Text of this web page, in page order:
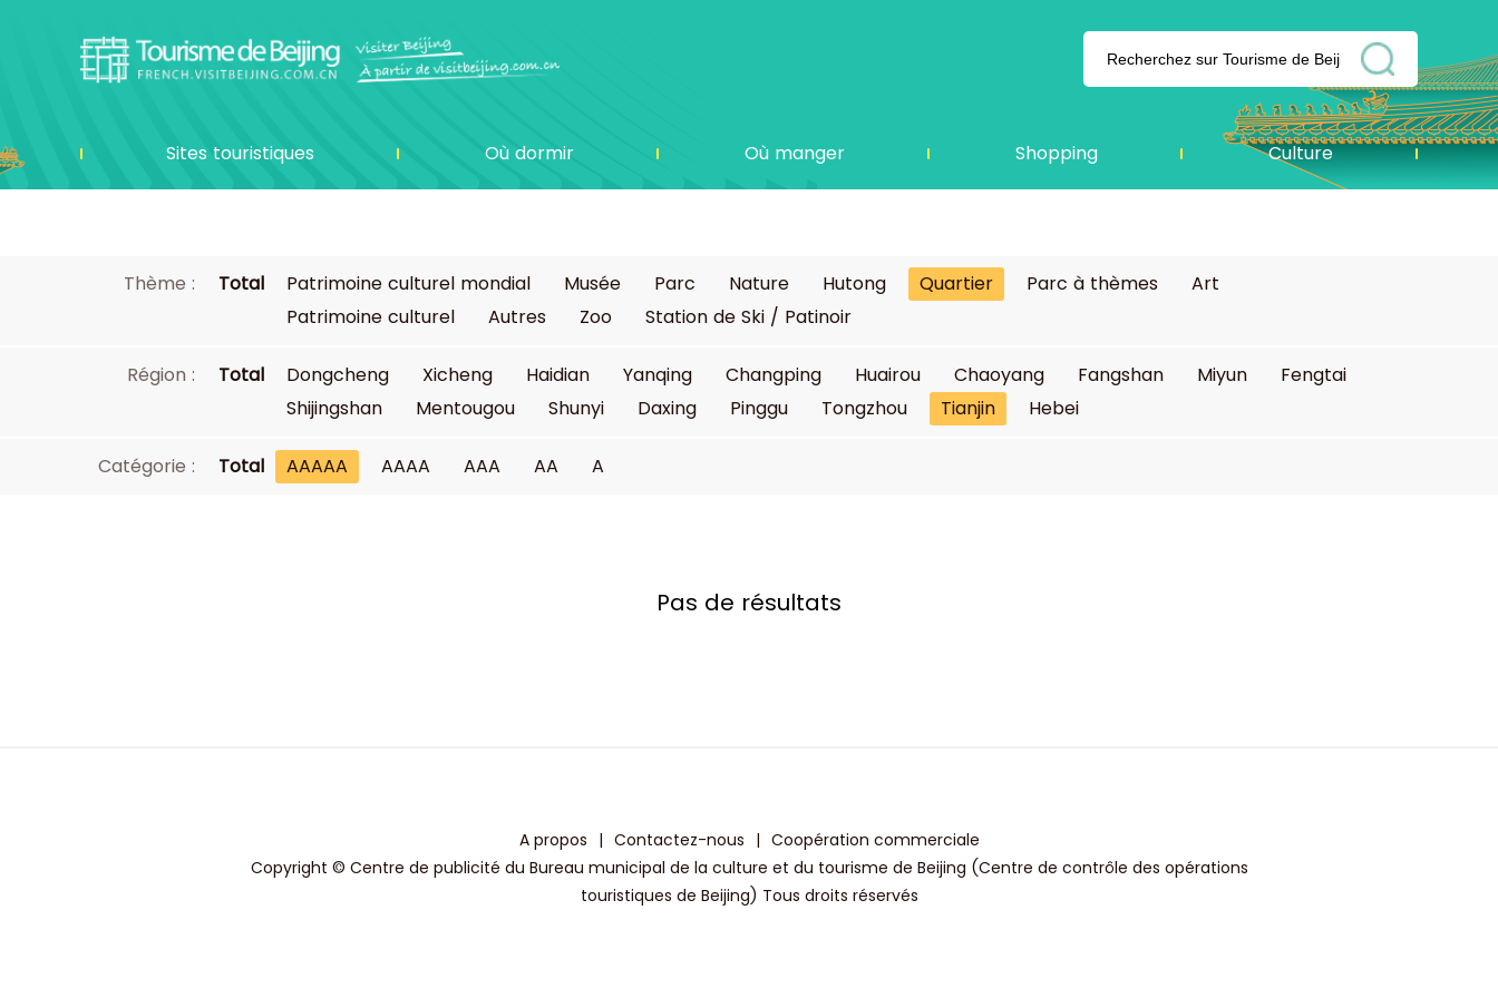
Sites touristiques Où dormir Où manger Shopping Culture
Thème : Total Patrimoine culturel mondial Musée Parc Nature Hutong Quartier Parc à thèmes
Art
Patrimoine culturel
Autres Zoo Station de Ski / Patinoir
Région : Total Dongcheng Xicheng Haidian Yanqing Changping Huairou Chaoyang Fangshan Miyun
Fengtai
Shijingshan
Mentougou Shunyi Daxing Pinggu Tongzhou Tianjin Hebei
Catégorie : Total AAAAA AAAA AAA AA A
Pas de résultats
A propos | Contactez-nous | Coopération commerciale
Copyright © Centre de publicité du Bureau municipal de la culture et du tourisme de Beijing (Centre de contrôle des opérations
touristiques de Beijing) Tous droits réservés